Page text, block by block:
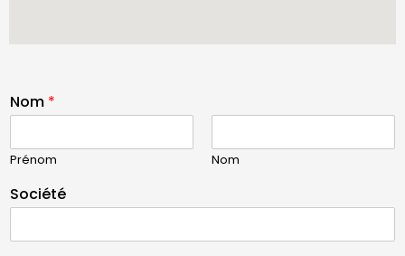
Nom *
Prénom Nom
Société